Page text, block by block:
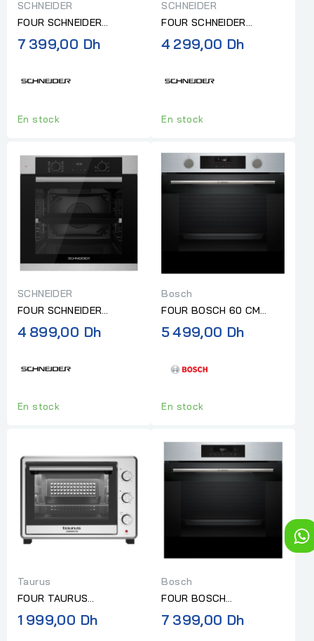
SCHNEIDER
FOUR SCHNEIDER
ENCASTRABLE 60CM
NOIR
7 399,00 Dh
En stock
SCHNEIDER
FOUR SCHNEIDER
ENCASTRABLE 60CM
INOX
4 299,00 Dh
En stock
SCHNEIDER
FOUR SCHNEIDER
ENCASTRABLE 60CM
NOIR/INOX
4 899,00 Dh
En stock
Bosch
FOUR BOSCH 60 CM
ELECTRIQUE
MULTIFONCTION SERIE 4
5 499,00 Dh
En stock
Taurus
FOUR TAURUS
ÉLECTRIQUE HARMONY
60 L
1 999,00 Dh
Bosch
FOUR BOSCH
ELECTRIQUE
MULTIFONCTION SERIE 6
7 399,00 Dh